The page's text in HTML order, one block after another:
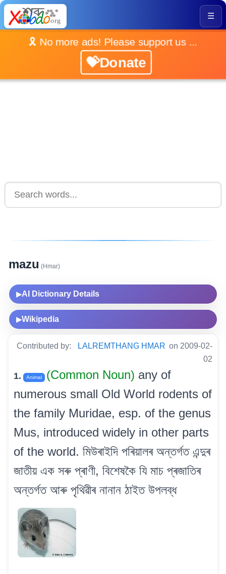
☰
🎗️ No more ads! Please support us ...
💝Donate
mazu (Hmar)
▶AI Dictionary Details
▶Wikipedia
Contributed by: LALREMTHANG HMAR on 2009-02-
02
1. Animal (Common Noun) any of
numerous small Old World rodents of
the family Muridae, esp. of the genus
Mus, introduced widely in other parts
of the world. মিউৰাইদি পৰিয়ালৰ অন্তৰ্গত এন্দুৰ
জাতীয় এক সৰু প্ৰাণী, বিশেষকৈ যি মাচ প্ৰজাতিৰ
অন্তৰ্গত আৰু পৃথিৱীৰ নানান ঠাইত উপলব্ধ